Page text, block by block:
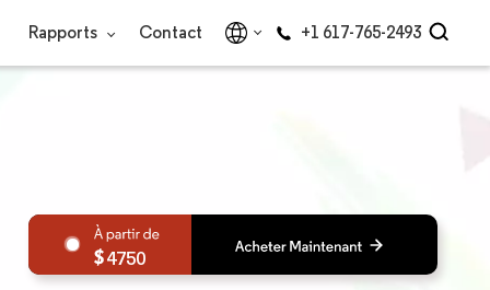
Rapports Contact +1 617-765-2493
4750